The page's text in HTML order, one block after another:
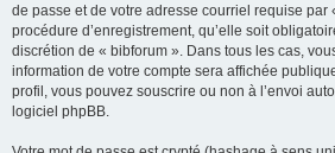
de passe et de votre adresse courriel requise par
procédure d’enregistrement, qu’elle soit
discrétion de « bibforum ». Dans tous les cas,
information de votre compte sera affichée
profil, vous pouvez souscrire ou non à l’envoi
logiciel phpBB.